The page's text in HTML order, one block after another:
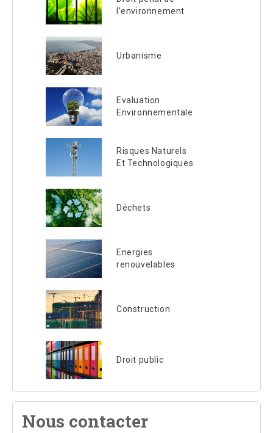
l’environnement
Urbanisme
Evaluation
Environnementale
Risques Naturels
Et Technologiques
Déchets
Energies
renouvelables
Construction
Droit public
Nous contacter